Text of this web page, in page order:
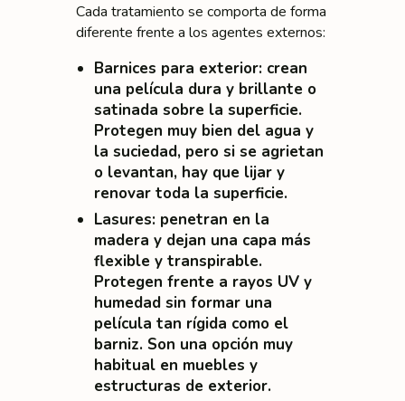
Cada tratamiento se comporta de forma
diferente frente a los agentes externos:
Barnices para exterior: crean
una película dura y brillante o
satinada sobre la superficie.
Protegen muy bien del agua y
la suciedad, pero si se agrietan
o levantan, hay que lijar y
renovar toda la superficie.
Lasures: penetran en la
madera y dejan una capa más
flexible y transpirable.
Protegen frente a rayos UV y
humedad sin formar una
película tan rígida como el
barniz. Son una opción muy
habitual en muebles y
estructuras de exterior.